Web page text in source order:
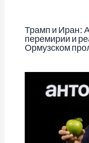
Трамп и Иран:
перемирии и
Ормузском